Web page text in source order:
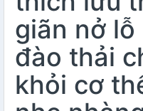
giãn nở
đào thải
khỏi cơ